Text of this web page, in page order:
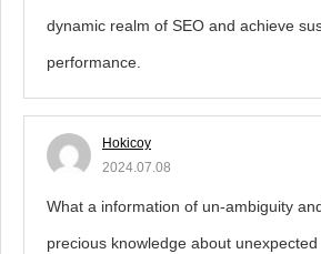
dynamic realm of SEO and achieve
performance.
Hokicoy
2024.07.08
What a information of un-ambiguity
precious knowledge about unexpected